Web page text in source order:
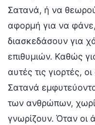
Σατανά, ή να
αφορμή για να
διασκεδάσουν για
επιθυμιών. Καθώς
αυτές τις γιορτές,
Σατανά
των ανθρώπων,
γνωρίζουν. Όταν οι